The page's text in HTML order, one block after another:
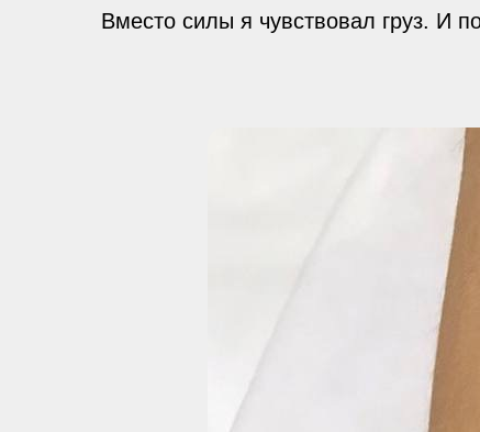
Вместо силы я чувствовал груз. И